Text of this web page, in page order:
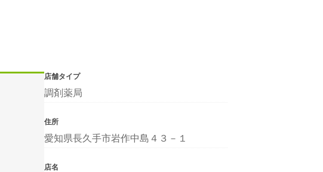
店舗タイプ
調剤薬局
住所
愛知県長久手市岩作中島４３－１
店名